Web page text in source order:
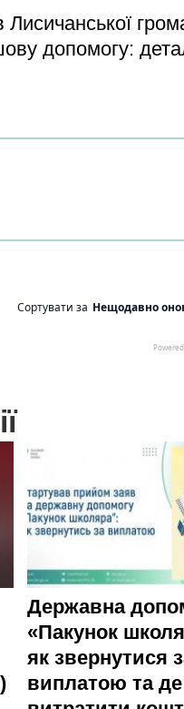
Лисичанської
допомогу:
Державна
«Пакунок
як звернутися
виплатою та де